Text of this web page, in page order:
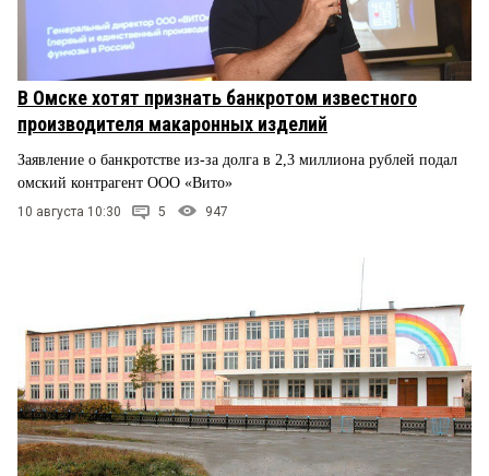
В Омске хотят признать банкротом известного
производителя макаронных изделий
Заявление о банкротстве из-за долга в 2,3 миллиона рублей подал
омский контрагент ООО «Вито»
10 августа 10:30 5 947